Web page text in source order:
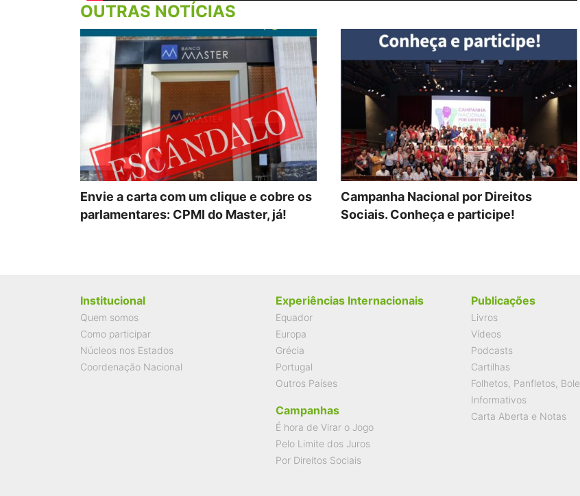
OUTRAS NOTÍCIAS
Envie a carta com um clique e cobre os
parlamentares: CPMI do Master, já!
Campanha Nacional por Direitos
Sociais. Conheça e participe!
Institucional
Quem somos
Como participar
Núcleos nos Estados
Coordenação Nacional
Experiências Internacionais
Equador
Europa
Grécia
Portugal
Outros Países
Campanhas
É hora de Virar o Jogo
Pelo Limite dos Juros
Por Direitos Sociais
Publicações
Livros
Vídeos
Podcasts
Cartilhas
Folhetos, Panfletos,
Informativos
Carta Aberta e Notas